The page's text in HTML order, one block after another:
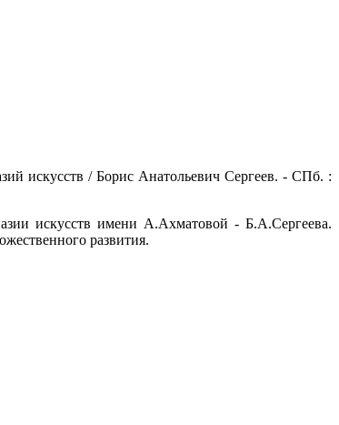
искусств / Борис Анатольевич Сергеев. - СПб. :
искусств имени А.Ахматовой - Б.А.Сергеева.
развития.